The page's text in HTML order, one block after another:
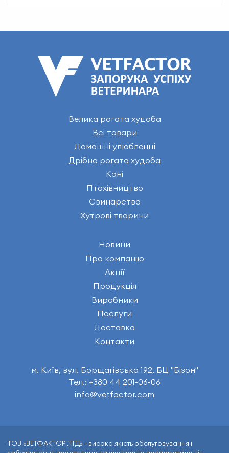
Велика рогата худоба
Всі товари
Домашні улюбленці
Дрібна рогата худоба
Коні
Птахівництво
Свинарство
Хутрові тварини
Новини
Про компанію
Акції
Продукція
Виробники
Послуги
Доставка
Контакти
м. Київ, вул. Борщагівська 192, БЦ "Бізон"
Тел.: +380 44 201-06-06
info@vetfactor.com
ТОВ «ВЕТФАКТОР ЛТД» - висока якість обслуговування і